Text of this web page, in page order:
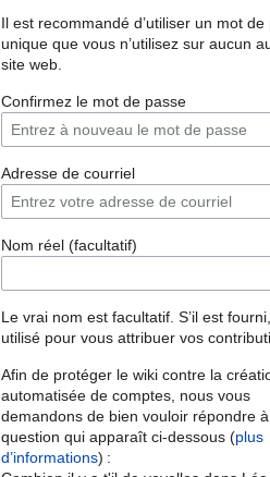
Il est recommandé d’utiliser un mot de
unique que vous n’utilisez sur aucun
site web.
Confirmez le mot de passe
Adresse de courriel
Nom réel (facultatif)
Le vrai nom est facultatif. S’il est
utilisé pour vous attribuer vos
Afin de protéger le wiki contre la
automatisée de comptes, nous vous
demandons de bien vouloir répondre
question qui apparaît ci-dessous (plus
d’informations) :